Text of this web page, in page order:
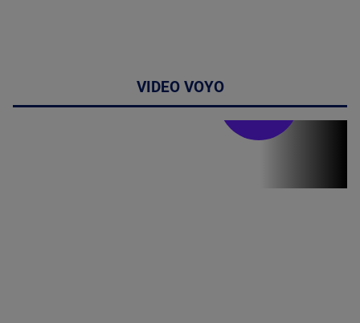
VIDEO VOYO